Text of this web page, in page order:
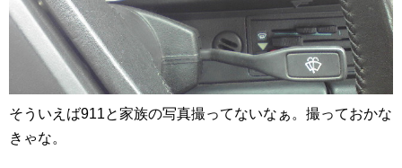
そういえば911と家族の写真撮ってないなぁ。撮っておかな
きゃな。